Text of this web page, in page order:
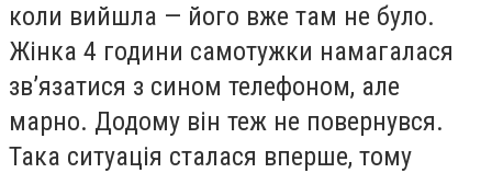
коли вийшла — його вже там не було.
Жінка 4 години самотужки намагалася
зв’язатися з сином телефоном, але
марно. Додому він теж не повернувся.
Така ситуація сталася вперше, тому